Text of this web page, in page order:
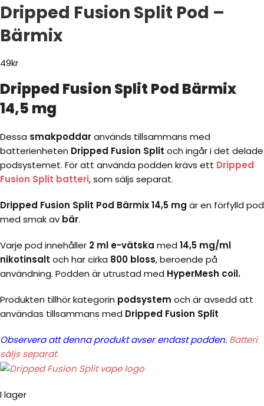
Dripped Fusion Split Pod –
Bärmix
49kr
Dripped Fusion Split Pod Bärmix
14,5 mg
Dessa smakpoddaranvänds tillsammans med
batterienheten Dripped Fusion Split och ingår i det delade
podsystemet. För att använda podden krävs ett Dripped
Fusion Split batteri, som säljs separat.
Dripped Fusion Split Pod Bärmix 14,5 mg är en förfylld pod
med smak av bär.
Varje pod innehåller 2 ml e-vätska med 14,5 mg/ml
nikotinsalt och har cirka 800 bloss, beroende på
användning. Podden är utrustad med HyperMesh coil.
Produkten tillhör kategorin podsystem och är avsedd att
användas tillsammans med Dripped Fusion Split
Observera att denna produkt avser endast podden. Batteri
säljs separat.
I lager